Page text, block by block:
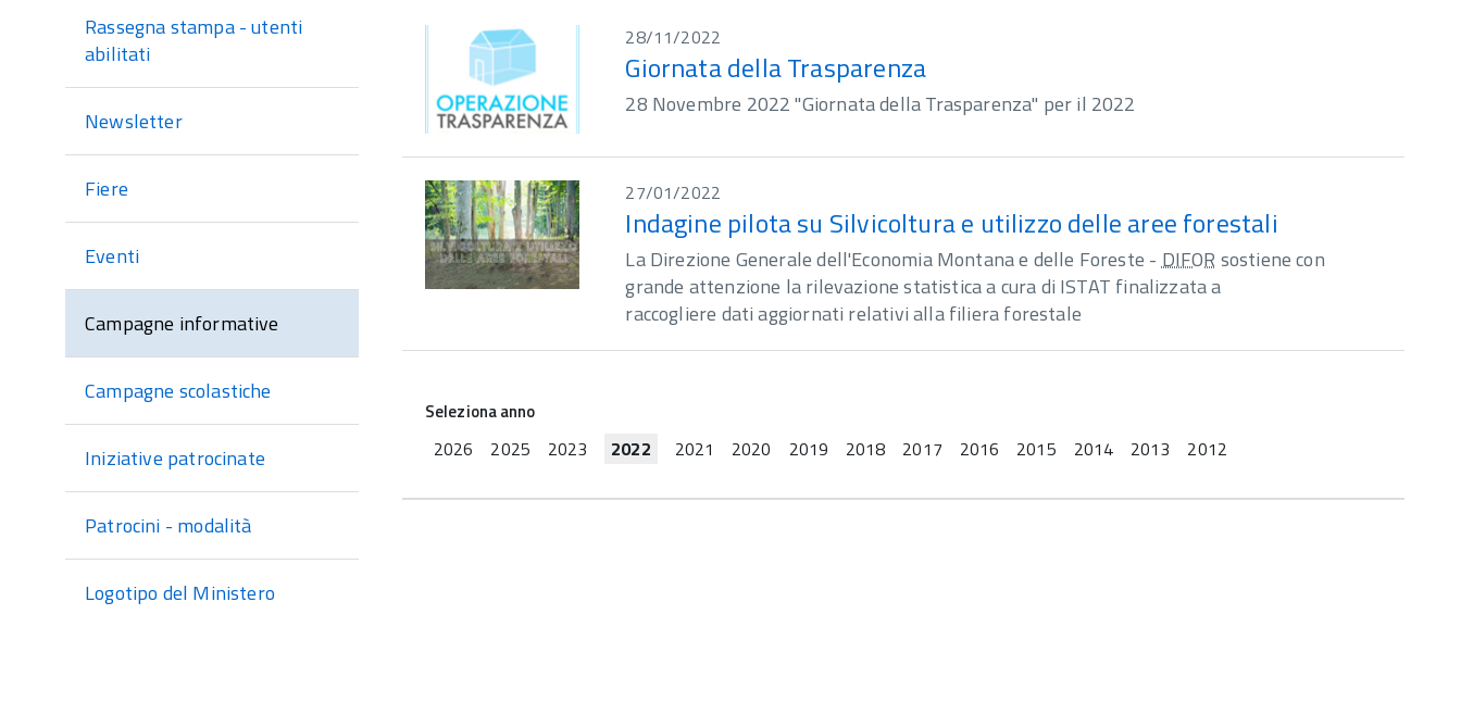
sezione
Rassegna stampa - utenti
abilitati
Newsletter
Fiere
Eventi
Campagne informative
Campagne scolastiche
Iniziative patrocinate
Patrocini - modalità
Logotipo del Ministero
28/11/2022
Giornata della Trasparenza
28 Novembre 2022 "Giornata della Trasparenza" per il 2022
27/01/2022
Indagine pilota su Silvicoltura e utilizzo delle aree forestali
La Direzione Generale dell'Economia Montana e delle Foreste -DIFOR sostiene con
grande attenzione la rilevazione statistica a cura di ISTAT finalizzata a
raccogliere dati aggiornati relativi alla filiera forestale
Seleziona anno
2026 2025 2023 2022 2021 2020 2019 2018 2017 2016 2015 2014 2013 2012